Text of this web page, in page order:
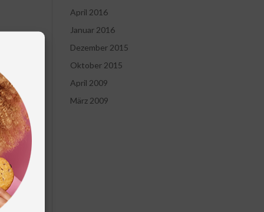
April 2016
Januar 2016
Dezember 2015
Oktober 2015
April 2009
März 2009